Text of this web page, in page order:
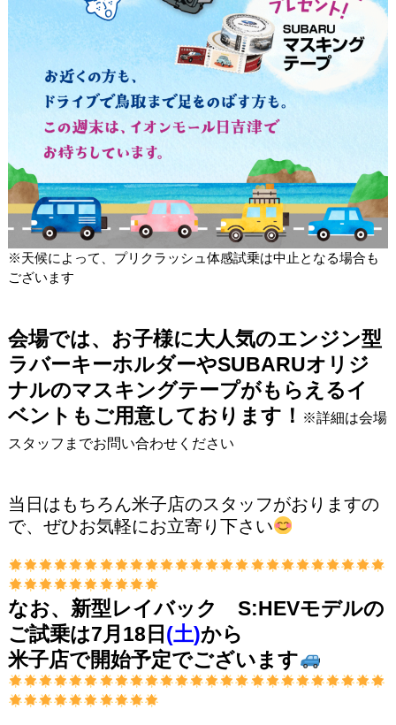
※天候によって、プリクラッシュ体感試乗は中止となる場合も
ございます
会場では、お子様に大人気のエンジン型
ラバーキーホルダーやSUBARUオリジ
ナルのマスキングテープがもらえるイ
ベントもご用意しております！
※詳細は会場
スタッフまでお問い合わせください
当日はもちろん米子店のスタッフがおりますの
で、ぜひお気軽にお立寄り下さい
なお、新型レイバック S:HEVモデルの
ご試乗は7月18日 (土)から
米子店で開始予定でございます